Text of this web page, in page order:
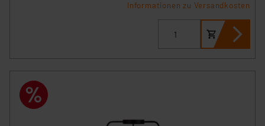
können die Verwendung nicht notwendiger Cookies
ablehnen oder ihr ganz oder teilweise zustimmen. Ihre
erteilte Zustimmung können Sie jederzeit unter dem
Link „Cookie Einstellungen“ anpassen oder widerrufen.
Analyse bis zum Zeitpunkt des Widerrufs bleibt hiervon
unberührt. Ihre Browser-Einstellungen können dazu
führen, dass die Einstellungen nicht längerfristig
Informationen zu Versandkosten